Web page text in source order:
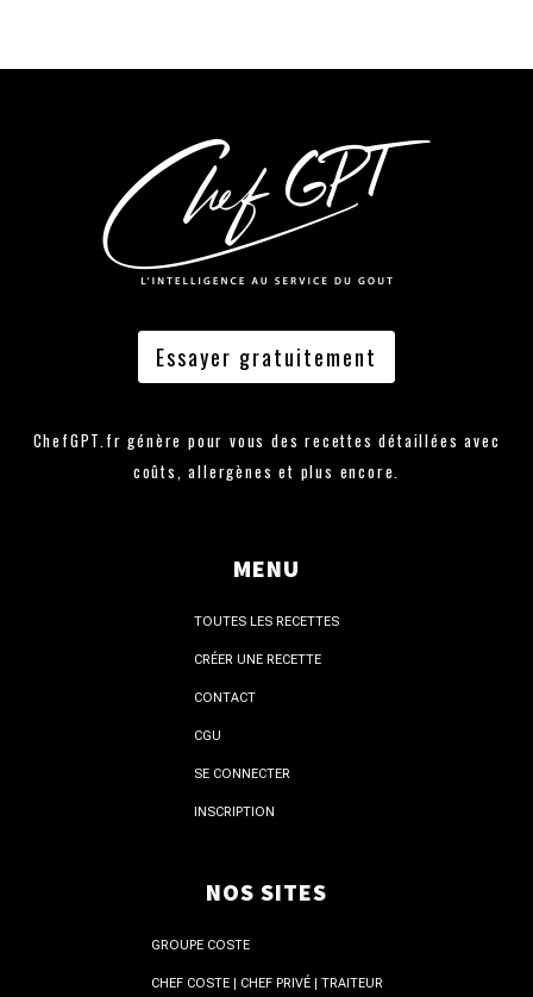
Essayer gratuitement
ChefGPT.fr génère pour vous des recettes détaillées avec
coûts, allergènes et plus encore.
MENU
TOUTES LES RECETTES
CRÉER UNE RECETTE
CONTACT
CGU
SE CONNECTER
INSCRIPTION
NOS SITES
GROUPE COSTE
CHEF COSTE | CHEF PRIVÉ | TRAITEUR